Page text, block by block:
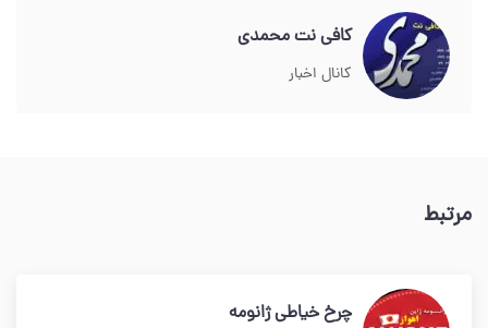
کافی نت محمدی
کانال اخبار
مرتبط
چرخ خیاطی ژانومه